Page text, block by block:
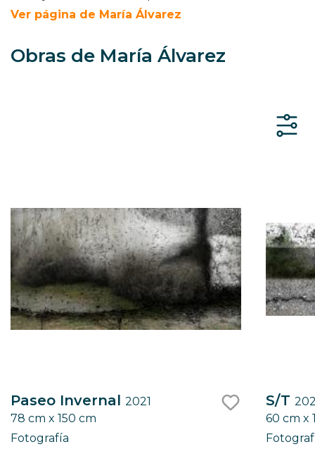
Ver página de María Álvarez
Obras de María Álvarez
Paseo Invernal 2021
78 cm x 150 cm
Fotografía
S/T
60 cm x